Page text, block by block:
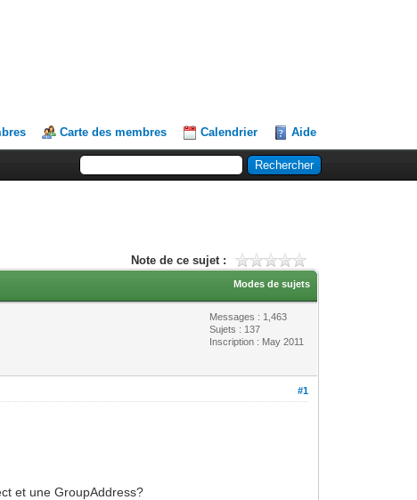
Carte des membres Calendrier Aide
Note de ce sujet :
Modes de sujets
Messages : 1,463
Sujets : 137
Inscription : May 2011
#1
et une GroupAddress?